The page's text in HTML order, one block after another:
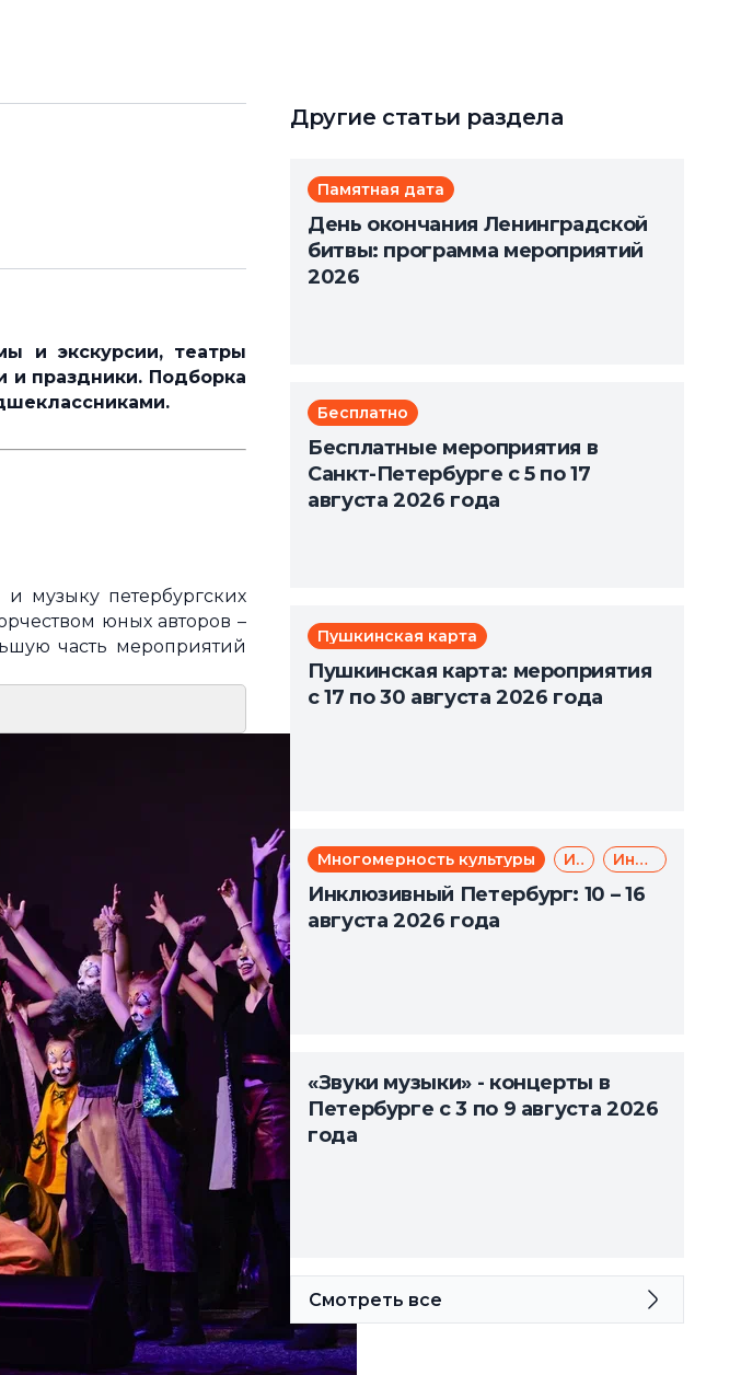
и экскурсии, театры
и праздники. Подборка
музыку петербургских
юных авторов –
часть мероприятий
Другие статьи раздела
Памятная дата
День окончания Ленинградской
битвы: программа мероприятий
2026
Бесплатно
Бесплатные мероприятия в
Санкт-Петербурге с 5 по 17
августа 2026 года
Пушкинская карта
Пушкинская карта: мероприятия
с 17 по 30 августа 2026 года
Многомерность культуры Инклюзия Инклюзивный туризм
Инклюзивный Петербург: 10 – 16
августа 2026 года
«Звуки музыки» - концерты в
Петербурге с 3 по 9 августа 2026
года
Смотреть все